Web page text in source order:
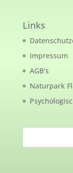
Links
Impressum
AGB's
Naturpark